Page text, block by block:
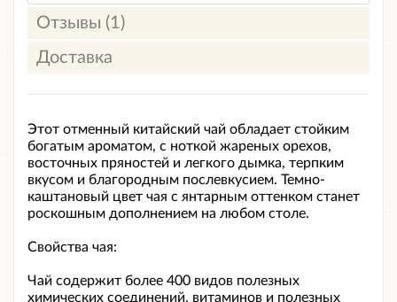
Отзывы (1)
Доставка
Этот отменный китайский чай обладает стойким
богатым ароматом, с ноткой жареных орехов,
восточных пряностей и легкого дымка, терпким
вкусом и благородным послевкусием. Темно-
каштановый цвет чая с янтарным оттенком станет
роскошным дополнением на любом столе.
Свойства чая:
Чай содержит более 400 видов полезных
химических соединений, витаминов и полезных